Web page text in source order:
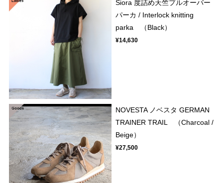
Siora 度詰め天竺プルオーバー
パーカ / Interlock knitting
parka （Black）
¥14,630
NOVESTA ノベスタ GERMAN
TRAINER TRAIL （Charcoal /
Beige）
¥27,500